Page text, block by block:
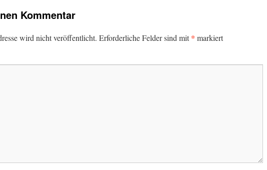
Kommentar
wird nicht veröffentlicht. Erforderliche Felder sind mit* markiert